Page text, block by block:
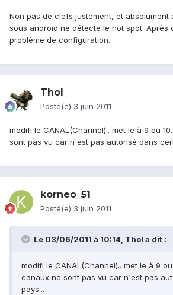
Non pas de clefs justement, et absolument
sous android ne détecte le hot spot. Après
problème de configuration.
Thol
Posté(e) 3 juin 2011
modifi le CANAL(Channel).. met le à 9 ou
sont pas vu car n'est pas autorisé dans
korneo_51
Posté(e) 3 juin 2011
Le 03/06/2011 à 10:14, Thol a dit :
modifi le CANAL(Channel).. met le à 9
canaux ne sont pas vu car n'est pas
pays...